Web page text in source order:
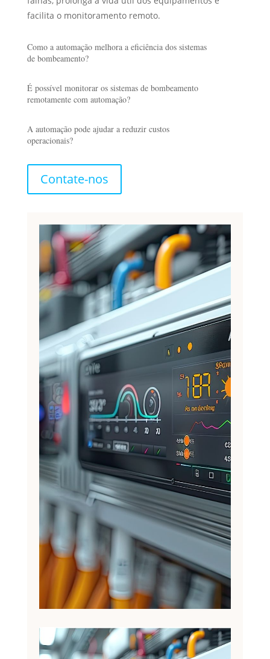
facilita o monitoramento remoto.
Como a automação melhora a eficiência dos sistemas
de bombeamento?
É possível monitorar os sistemas de bombeamento
remotamente com automação?
A automação pode ajudar a reduzir custos
operacionais?
Contate-nos